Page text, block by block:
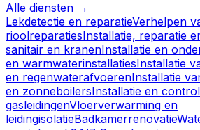
Alle diensten →
Lekdetectie en reparatieVerhelpen
rioolreparatiesInstallatie, reparatie
sanitair en kranenInstallatie en
en warmwaterinstallatiesInstallatie
en regenwaterafvoerenInstallatie
en zonneboilersInstallatie en
gasleidingenVloerverwarming en
leidingisolatieBadkamerrenovatie